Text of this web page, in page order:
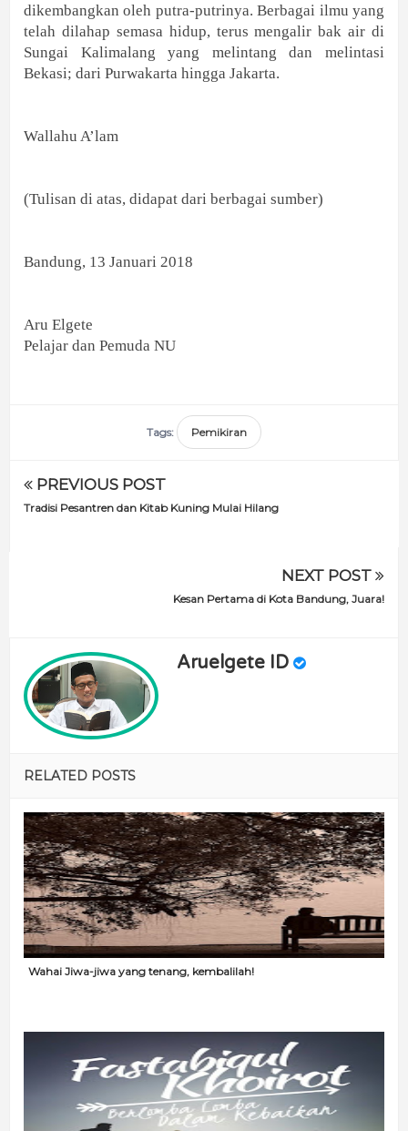
dikembangkan oleh putra-putrinya. Berbagai ilmu yang
telah dilahap semasa hidup, terus mengalir bak air di
Sungai Kalimalang yang melintang dan melintasi
Bekasi; dari Purwakarta hingga Jakarta.
Wallahu A’lam
(Tulisan di atas, didapat dari berbagai sumber)
Bandung, 13 Januari 2018
Aru Elgete
Pelajar dan Pemuda NU
Tags: Pemikiran
PREVIOUS POST
Tradisi Pesantren dan Kitab Kuning Mulai Hilang
NEXT POST
Kesan Pertama di Kota Bandung, Juara!
Aruelgete ID
RELATED POSTS
Wahai Jiwa-jiwa yang tenang, kembalilah!